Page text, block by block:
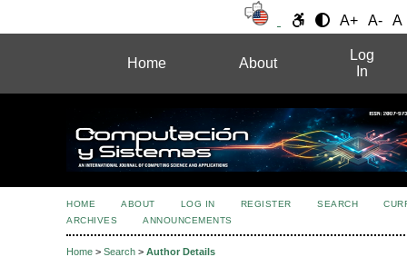
A+ A- A
Home About
Log
In
HOME ABOUT LOG IN REGISTER SEARCH
ARCHIVES
ANNOUNCEMENTS
Home > Search > Author Details